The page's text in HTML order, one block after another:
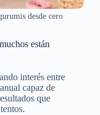
desde cero
están
interés entre
capaz de
que